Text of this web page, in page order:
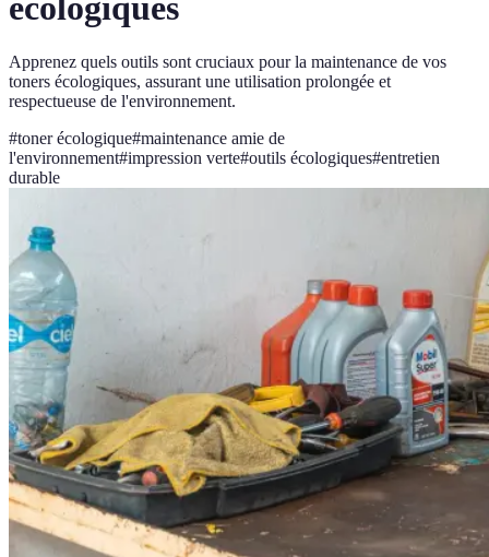
écologiques
Apprenez quels outils sont cruciaux pour la maintenance de vos
toners écologiques, assurant une utilisation prolongée et
respectueuse de l'environnement.
#toner écologique#maintenance amie de
l'environnement#impression verte#outils écologiques#entretien
durable